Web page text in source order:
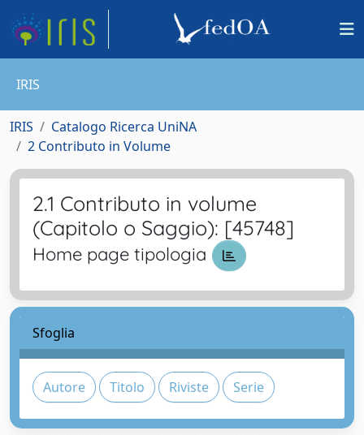
IRIS
IRIS
Catalogo Ricerca UniNA
2 Contributo in Volume
2.1 Contributo in volume
(Capitolo o Saggio): [45748]
Home page tipologia
Sfoglia